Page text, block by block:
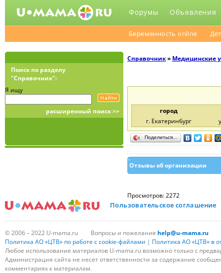
Форумы Объявления
Беременность online
Поиск по разделу
"Справочник":
Я ищу
расширенный поиск >>
Справочник» Медицинcкие
город
г. Екатеринбург
Поделиться…
Отзывы об организации
Просмотров: 2272
Пользовательское соглашение
© 2006 – 2022 U-mama.ru Вопросы и пожелания help@u-mama.ru
Политика АО «ЦТВ» по работе с cookie-файлами | Политика АО «ЦТВ» в
Любое использование материалов U-mama.ru возможно только с
Администрация сайта не несет ответственности за содержание
комментариях к материалам.